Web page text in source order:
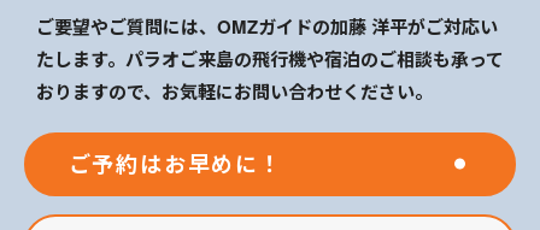
ご要望やご質問には、OMZガイドの加藤 洋平がご対応い
たします。パラオご来島の飛行機や宿泊のご相談も承って
おりますので、お気軽にお問い合わせください。
ご予約はお早めに！